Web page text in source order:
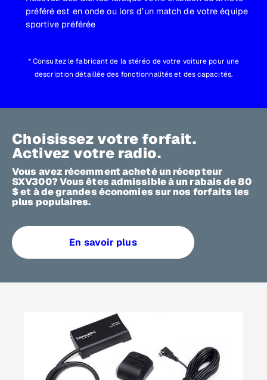
préféré est en onde ou lors d’un match de votre équipe
sportive préférée
* Consultez le fabricant de la stéréo de votre voiture pour une
description détaillée des fonctionnalités et des capacités.
Choisissez votre forfait.
Activez votre radio.
Vous avez récemment acheté un récepteur
SXV300? Vous êtes admissible à un rabais de 80
$ et à de grandes économies sur nos forfaits les
plus populaires.
En savoir plus